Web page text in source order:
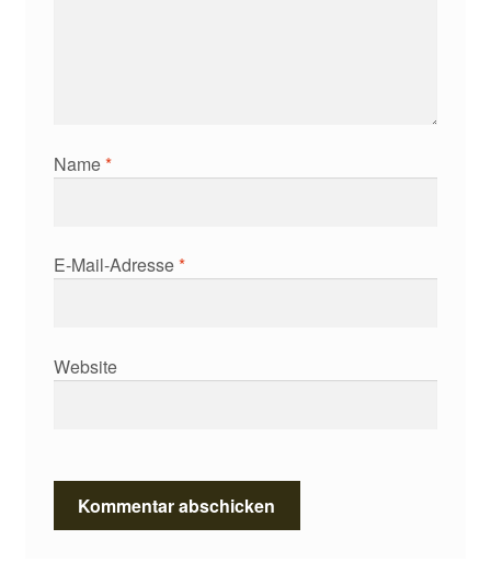
Name*
E-Mail-Adresse*
Website